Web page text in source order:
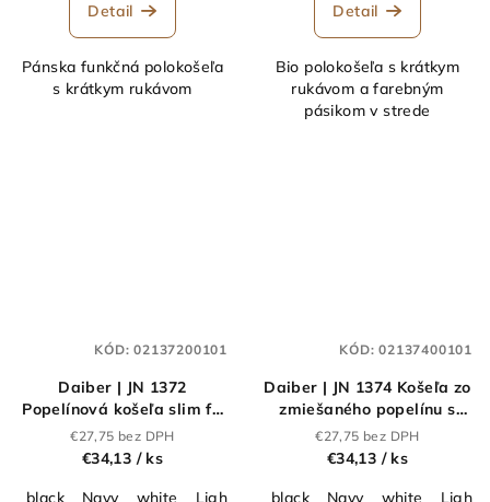
Detail
Pánska funkčná polokošeľa
s krátkym rukávom
Detail
Bio polokošeľa s krátkym
rukávom a farebným
pásikom v strede
Daiber | JN 1372
Popelínová košeľa slim fit
s dlhým rukávom_02.1372
€27,75 bez DPH
€34,13 / ks
black
Navy white Light Blue deep purple
KÓD:02137200101
Daiber | JN 1374 Košeľa zo
zmiešaného popelínu s
dlhým rukávom_02.1374
€27,75 bez DPH
€34,13 / ks
black
Navy white Light
KÓD:02137400101